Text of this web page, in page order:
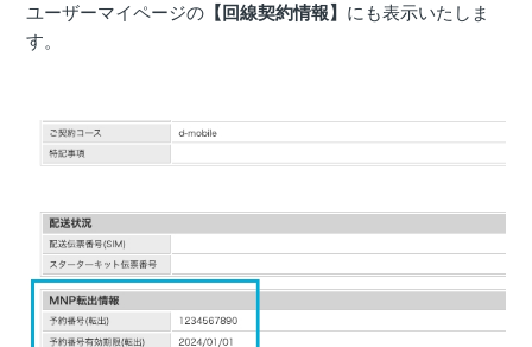
ユーザーマイページの 【回線契約情報】 にも表示いたしま
す。